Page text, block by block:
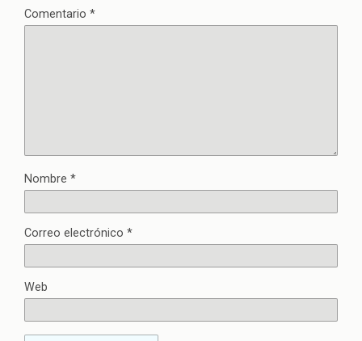
Comentario *
Nombre *
Correo electrónico *
Web